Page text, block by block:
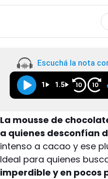
Escuchá la nota
1 1.5 10 10
La mousse de
a quienes desconfían
intenso a cacao y ese
Ideal para quienes
imperdible y en pocos